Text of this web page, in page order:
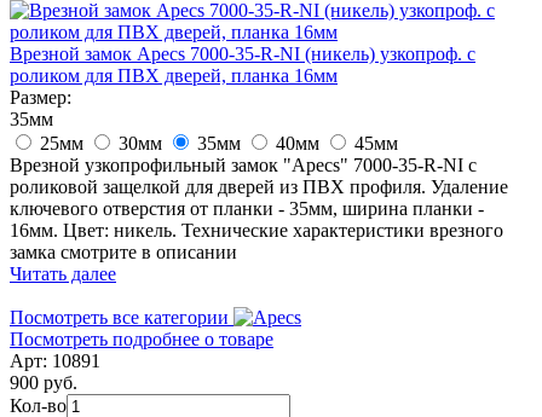
Врезной замок Apecs 7000-35-R-NI (никель) узкопроф. с
роликом для ПВХ дверей, планка 16мм
Размер:
35мм
25мм
30мм 35мм 40мм
45мм
Врезной узкопрофильный замок "Apecs" 7000-35-R-NI с
роликовой защелкой для дверей из ПВХ профиля. Удаление
ключевого отверстия от планки - 35мм, ширина планки -
16мм. Цвет: никель. Технические характеристики врезного
замка смотрите в описании
Читать далее
Посмотреть все категории
Посмотреть подробнее о товаре
Арт: 10891
900 руб.
Кол-во